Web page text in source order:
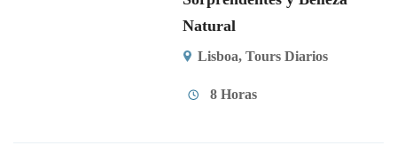
Natural
Lisboa, Tours Diarios
8 Horas